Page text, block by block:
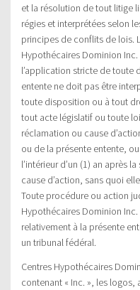
et la résolution de tout litige
régies et interprétées selon
principes de conflits de lois.
Hypothécaires Dominion
l’application stricte de toute
entente ne doit pas être
toute disposition ou à tout
tout acte législatif ou toute
réclamation ou cause
ou de la présente entente,
l’intérieur d’un (1) an après
cause d’action, sans quoi
Toute procédure ou action
Hypothécaires Dominion
relativement à la présente
un tribunal fédéral.
Centres Hypothécaires
contenant « Inc. », les